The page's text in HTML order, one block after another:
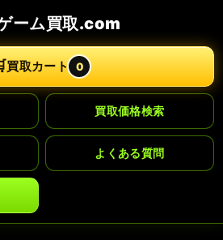
ーム買取.com
買取カート 0
買取価格検索
よくある質問